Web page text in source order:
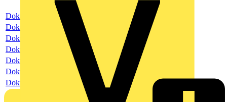
Dokument
Dokument
Dokument
Dokument
Dokument
Dokument
Dokument